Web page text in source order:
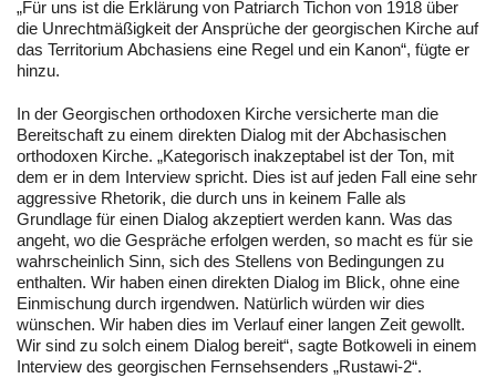
„Für uns ist die Erklärung von Patriarch Tichon von 1918 über
die Unrechtmäßigkeit der Ansprüche der georgischen Kirche auf
das Territorium Abchasiens eine Regel und ein Kanon“, fügte er
hinzu.
In der Georgischen orthodoxen Kirche versicherte man die
Bereitschaft zu einem direkten Dialog mit der Abchasischen
orthodoxen Kirche. „Kategorisch inakzeptabel ist der Ton, mit
dem er in dem Interview spricht. Dies ist auf jeden Fall eine sehr
aggressive Rhetorik, die durch uns in keinem Falle als
Grundlage für einen Dialog akzeptiert werden kann. Was das
angeht, wo die Gespräche erfolgen werden, so macht es für sie
wahrscheinlich Sinn, sich des Stellens von Bedingungen zu
enthalten. Wir haben einen direkten Dialog im Blick, ohne eine
Einmischung durch irgendwen. Natürlich würden wir dies
wünschen. Wir haben dies im Verlauf einer langen Zeit gewollt.
Wir sind zu solch einem Dialog bereit“, sagte Botkoweli in einem
Interview des georgischen Fernsehsenders „Rustawi-2“.